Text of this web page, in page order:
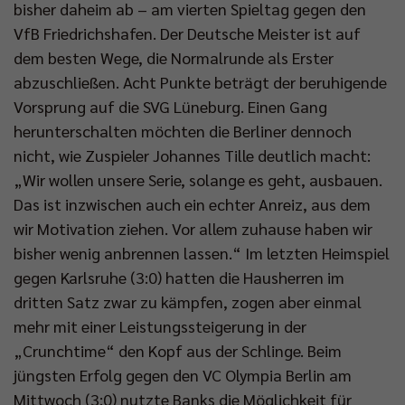
bisher daheim ab – am vierten Spieltag gegen den
VfB Friedrichshafen. Der Deutsche Meister ist auf
dem besten Wege, die Normalrunde als Erster
abzuschließen. Acht Punkte beträgt der beruhigende
Vorsprung auf die SVG Lüneburg. Einen Gang
herunterschalten möchten die Berliner dennoch
nicht, wie Zuspieler Johannes Tille deutlich macht:
„Wir wollen unsere Serie, solange es geht, ausbauen.
Das ist inzwischen auch ein echter Anreiz, aus dem
wir Motivation ziehen. Vor allem zuhause haben wir
bisher wenig anbrennen lassen.“ Im letzten Heimspiel
gegen Karlsruhe (3:0) hatten die Hausherren im
dritten Satz zwar zu kämpfen, zogen aber einmal
mehr mit einer Leistungssteigerung in der
„Crunchtime“ den Kopf aus der Schlinge. Beim
jüngsten Erfolg gegen den VC Olympia Berlin am
Mittwoch (3:0) nutzte Banks die Möglichkeit für